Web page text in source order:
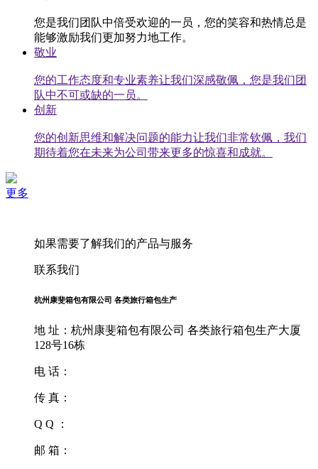
您是我们团队中倍受欢迎的一员，您的笑容和热情总是
能够激励我们更加努力地工作。
敬业
您的工作态度和专业素养让我们深感敬佩，您是我们团
队中不可或缺的一员。
创新
您的创新思维和解决问题的能力让我们非常钦佩，我们
期待着您在未来为公司带来更多的惊喜和成就。
更多
如果需要了解我们的产品与服务
联系我们
杭州康斐箱包有限公司 各类旅行箱包生产
地 址：杭州康斐箱包有限公司 各类旅行箱包生产大厦
128号16栋
电 话：
传 真：
Q Q ：
邮 箱：